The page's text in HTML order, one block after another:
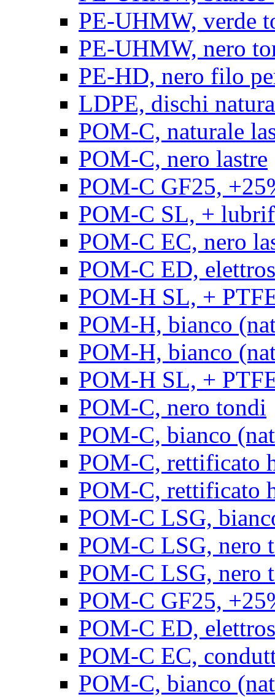
PE-UHMW, verde
PE-UHMW, nero
PE-HD, nero filo
LDPE, dischi
POM-C, naturale
POM-C, nero lastre
POM-C GF25,
POM-C SL, +
POM-C EC, nero
POM-C ED,
POM-H SL, +
POM-H, bianco
POM-H, bianco
POM-H SL, +
POM-C, nero tondi
POM-C, bianco
POM-C, rettificato
POM-C, rettificato
POM-C LSG,
POM-C LSG, nero
POM-C LSG, nero
POM-C GF25,
POM-C ED,
POM-C EC,
POM-C, bianco